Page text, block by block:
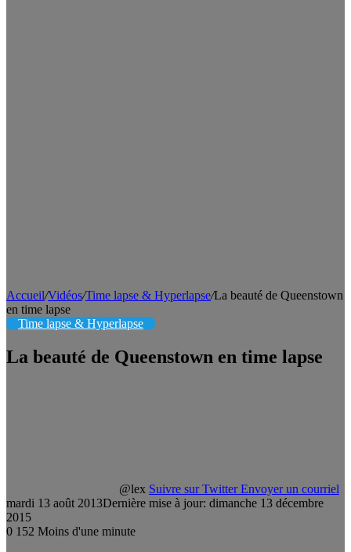
Accueil/Vidéos/Time lapse & Hyperlapse/La beauté de Queenstown
en time lapse
Time lapse & Hyperlapse
La beauté de Queenstown en time lapse
@lex Suivre sur Twitter Envoyer un courriel
mardi 13 août 2013Dernière mise à jour: dimanche 13 décembre
2015
0 152 Moins d'une minute